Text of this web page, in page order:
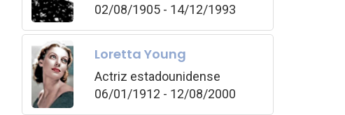
02/08/1905 - 14/12/1993
Loretta Young
Actriz estadounidense
06/01/1912 - 12/08/2000